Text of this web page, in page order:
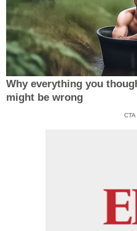
Why everything you
might be wrong